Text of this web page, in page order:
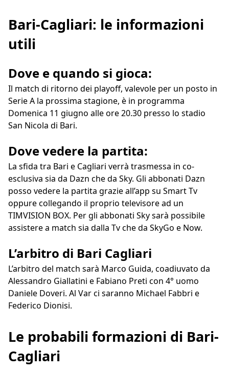
Bari-Cagliari: le informazioni
utili
Dove e quando si gioca:
Il match di ritorno dei playoff, valevole per un posto in
Serie A la prossima stagione, è in programma
Domenica 11 giugno alle ore 20.30 presso lo stadio
San Nicola di Bari.
Dove vedere la partita:
La sfida tra Bari e Cagliari verrà trasmessa in co-
esclusiva sia da Dazn che da Sky. Gli abbonati Dazn
posso vedere la partita grazie all’app su Smart Tv
oppure collegando il proprio televisore ad un
TIMVISION BOX. Per gli abbonati Sky sarà possibile
assistere a match sia dalla Tv che da SkyGo e Now.
L’arbitro di Bari Cagliari
L’arbitro del match sarà Marco Guida, coadiuvato da
Alessandro Giallatini e Fabiano Preti con 4° uomo
Daniele Doveri. Al Var ci saranno Michael Fabbri e
Federico Dionisi.
Le probabili formazioni di Bari-
Cagliari